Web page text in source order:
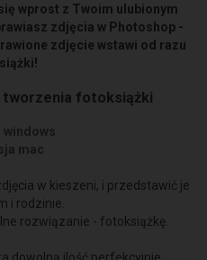
wprost z Twoim ulubionym
zdjęcia w Photoshop -
zdjęcie wstawi od razu
fotoksiążki
windows
mac
w kieszeni, i przedstawić je
i rodzinie.
rozwiązanie - fotoksiążkę.